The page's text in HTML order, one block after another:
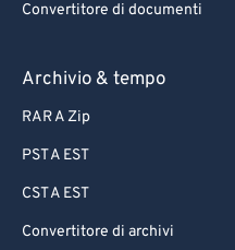
Convertitore di documenti
Archivio & tempo
RAR A Zip
PST A EST
CST A EST
Convertitore di archivi